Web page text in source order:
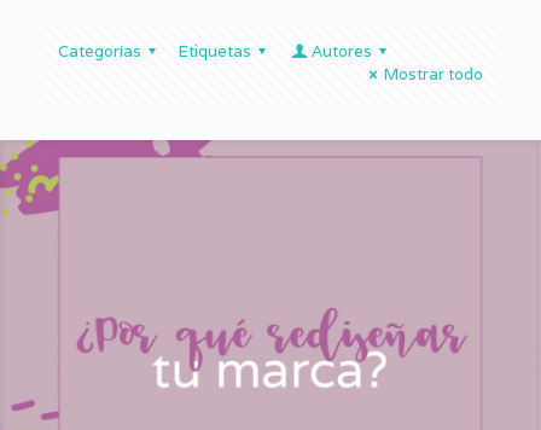
Categorías Etiquetas
Autores
Mostrar todo